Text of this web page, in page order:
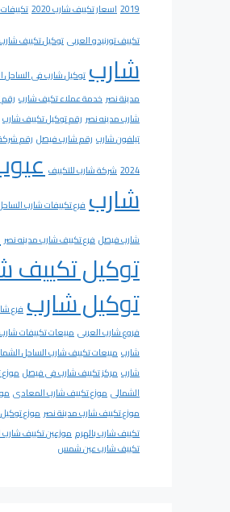
2019 اسعار تكييف شارب 2020
تكييف تورنيدو العربى توكيل تكييف شارب
شاربتوكيل شارب فى الساحل
مدينة نصر خدمة عملاء تكيف شارب
شارب مدينه نصر رقم توكيل تكييف شارب
تيلفون شارب رقم شارب فيصل رقم
2024 شركة شارب للتكييف
شارب فرع تكييفات شارب
شارب فيصل فرع تكييف شارب مدينه نصر
توكيل تكييف
توكيل شارب فرع
فروع شارب العربىمبيعات تكييفات
شارب مبيعات تكييف شارب الساحل
شارب مركز تكييف شارب فى فيصل
الشمالى موزع تكييف شارب المعادى
موزع تكييف شارب مدينة نصرموزع
تكييف شارب بالهرم موزعين تكييف شارب
تكييف شارب عين شمس